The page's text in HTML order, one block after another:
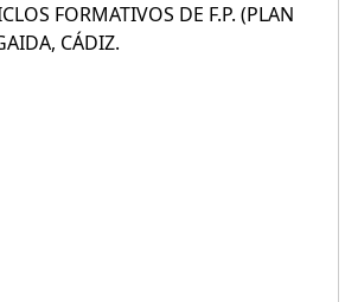
FORMATIVOS DE F.P. (PLAN
CÁDIZ.